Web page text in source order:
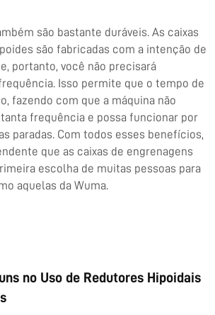
são bastante duráveis. As caixas
são fabricadas com a intenção de
portanto, você não precisará
Isso permite que o tempo de
fazendo com que a máquina não
frequência e possa funcionar por
paradas. Com todos esses benefícios,
que as caixas de engrenagens
escolha de muitas pessoas para
aquelas da ‍‌‍‍‌‍‌‍‍‌Wuma.
no Uso de Redutores Hipoidais